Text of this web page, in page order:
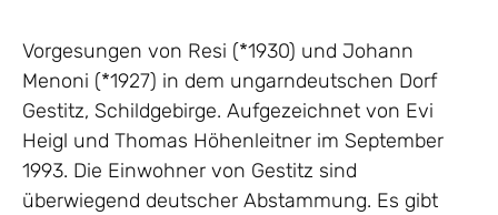
Vorgesungen von Resi (*1930) und Johann
Menoni (*1927) in dem ungarndeutschen Dorf
Gestitz, Schildgebirge. Aufgezeichnet von Evi
Heigl und Thomas Höhenleitner im September
1993. Die Einwohner von Gestitz sind
überwiegend deutscher Abstammung. Es gibt